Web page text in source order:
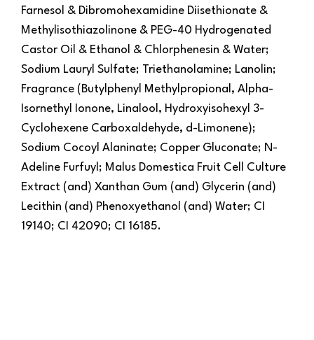
Farnesol & Dibromohexamidine Diisethionate &
Methylisothiazolinone & PEG-40 Hydrogenated
Castor Oil & Ethanol & Chlorphenesin & Water;
Sodium Lauryl Sulfate; Triethanolamine; Lanolin;
Fragrance (Butylphenyl Methylpropional, Alpha-
Isornethyl Ionone, Linalool, Hydroxyisohexyl 3-
Cyclohexene Carboxaldehyde, d-Limonene);
Sodium Cocoyl Alaninate; Copper Gluconate; N-
Adeline Furfuyl; Malus Domestica Fruit Cell Culture
Extract (and) Xanthan Gum (and) Glycerin (and)
Lecithin (and) Phenoxyethanol (and) Water; CI
19140; CI 42090; CI 16185.